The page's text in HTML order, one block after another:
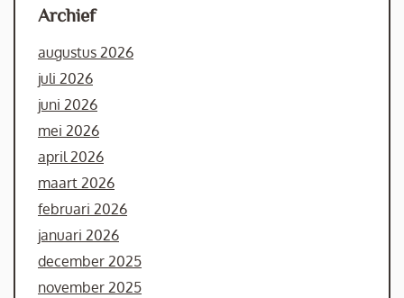
Archief
augustus 2026
juli 2026
juni 2026
mei 2026
april 2026
maart 2026
februari 2026
januari 2026
december 2025
november 2025